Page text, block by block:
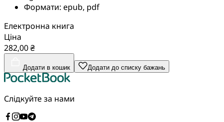
Формати: epub, pdf
Електронна книга
Ціна
282,00 ₴
Додати в кошик Додати до списку бажань
Слідкуйте за нами